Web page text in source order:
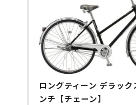
ロングティーン デラッ
ンチ【チェーン】